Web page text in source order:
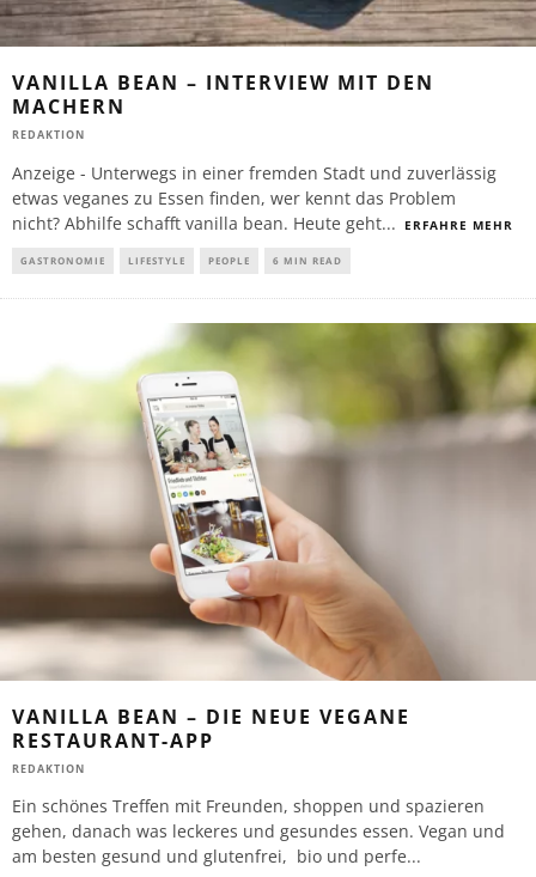
VANILLA BEAN – INTERVIEW MIT DEN
MACHERN
REDAKTION
Anzeige - Unterwegs in einer fremden Stadt und zuverlässig
etwas veganes zu Essen finden, wer kennt das Problem
nicht? Abhilfe schafft vanilla bean. Heute geht... ERFAHRE MEHR
GASTRONOMIE LIFESTYLE PEOPLE 6 MIN READ
VANILLA BEAN – DIE NEUE VEGANE
RESTAURANT-APP
REDAKTION
Ein schönes Treffen mit Freunden, shoppen und spazieren
gehen, danach was leckeres und gesundes essen. Vegan und
am besten gesund und glutenfrei, bio und perfe...